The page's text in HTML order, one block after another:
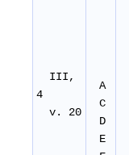
III,
4
v. 20
A
C
D
E